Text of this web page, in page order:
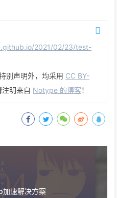
2021/02/23/test-
别声明外，均采用 CC BY-
明来自 Notype 的博客！
加速解决方案